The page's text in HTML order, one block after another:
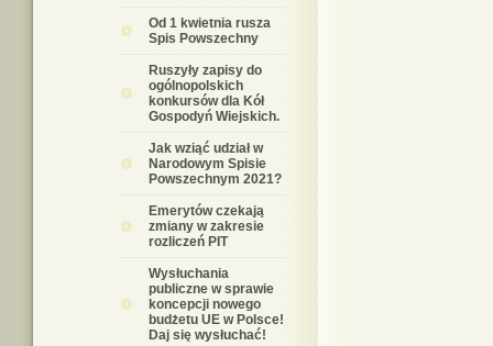
Od 1 kwietnia rusza
Spis Powszechny
Ruszyły zapisy do
ogólnopolskich
konkursów dla Kół
Gospodyń Wiejskich.
Jak wziąć udział w
Narodowym Spisie
Powszechnym 2021?
Emerytów czekają
zmiany w zakresie
rozliczeń PIT
Wysłuchania
publiczne w sprawie
koncepcji nowego
budżetu UE w Polsce!
Daj się wysłuchać!